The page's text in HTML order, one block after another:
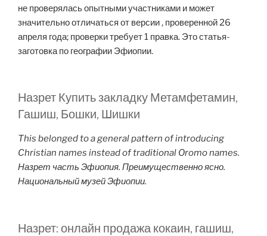
не проверялась опытными участниками и может
значительно отличаться от версии , проверенной 26
апреля года; проверки требует 1 правка. Это статья-
заготовка по географии Эфиопии.
Назрет Купить закладку Метамфетамин,
Гашиш, Бошки, Шишки
This belonged to a general pattern of introducing
Christian names instead of traditional Oromo names.
Назрет часть Эфиопия. Преимущественно ясно.
Национальный музей Эфиопии.
Назрет: онлайн продажа кокаин, гашиш,